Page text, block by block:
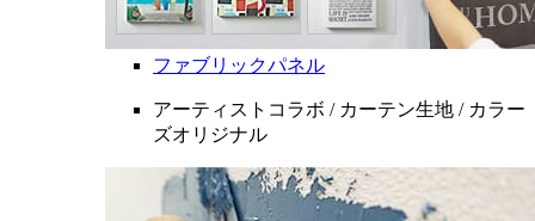
ファブリックパネル
アーティストコラボ / カーテン生地 / カラー
ズオリジナル